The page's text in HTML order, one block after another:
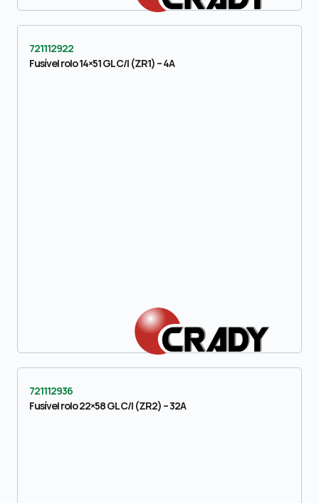
721112922
Fusível rolo 14×51 GL C/I (ZR1) – 4A
721112936
Fusível rolo 22×58 GL C/I (ZR2) – 32A